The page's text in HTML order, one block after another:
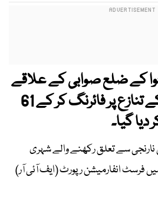
کے ضلع صوابی کے علاقے
نارنجی میں خواتین کے تنازع پر فائرنگ کر کے 61
گیا۔
نارنجی سے تعلق رکھنے والے شہری
انفارمیشن رپورٹ (ایف آئی آر)